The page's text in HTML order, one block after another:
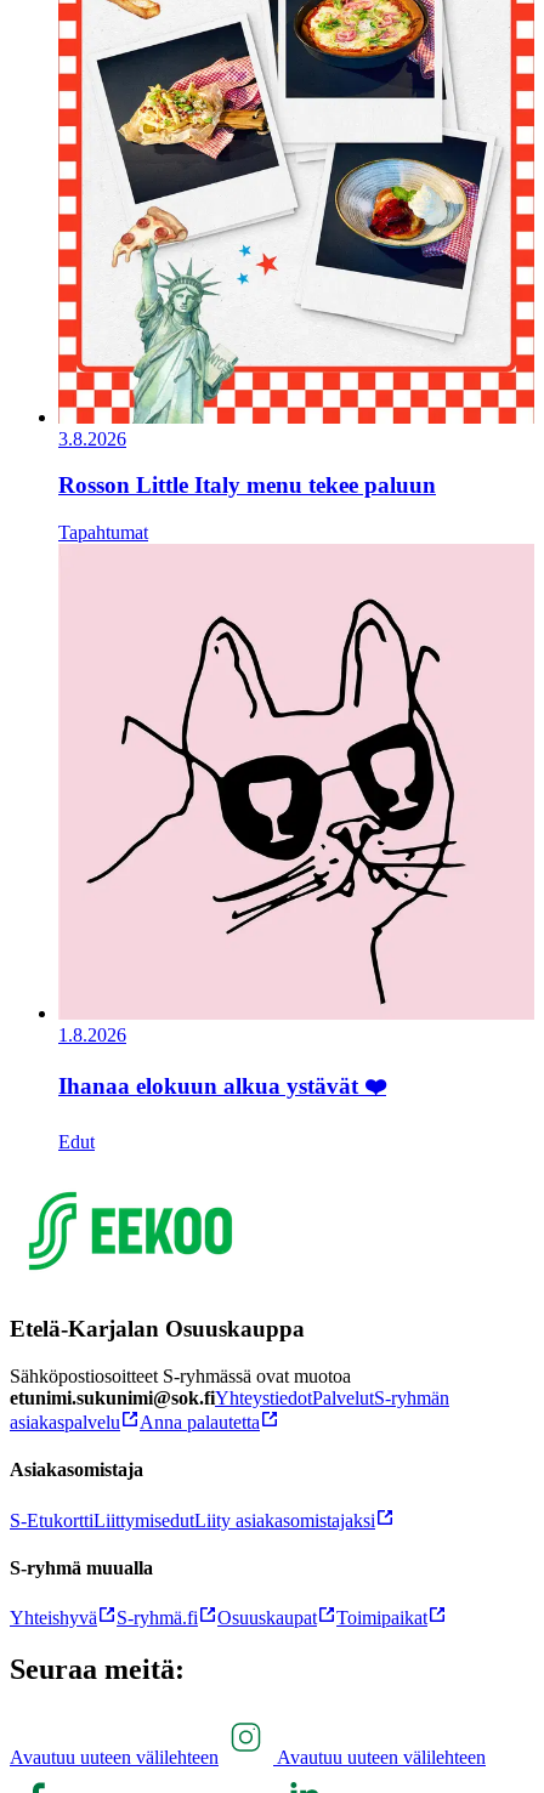
3.8.2026
Rosson Little Italy menu tekee paluun
Tapahtumat
1.8.2026
Ihanaa elokuun alkua ystävät ❤️
Edut
Etelä-Karjalan Osuuskauppa
Sähköpostiosoitteet S-ryhmässä ovat muotoa
etunimi.sukunimi@sok.fiYhteystiedotPalvelutS-ryhmän
asiakaspalvelu
Anna palautetta
Asiakasomistaja
S-EtukorttiLiittymisedutLiity asiakasomistajaksi
S-ryhmä muualla
Yhteishyvä S-ryhmä.fi Osuuskaupat Toimipaikat
Seuraa meitä:
Avautuu uuteen välilehteen Avautuu uuteen välilehteen